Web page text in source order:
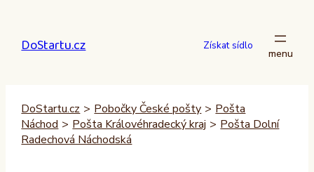
obsah
DoStartu.cz Získat sídlo
DoStartu.cz > Pobočky České pošty > Pošta
Náchod > Pošta Královéhradecký kraj > Pošta Dolní
Radechová Náchodská